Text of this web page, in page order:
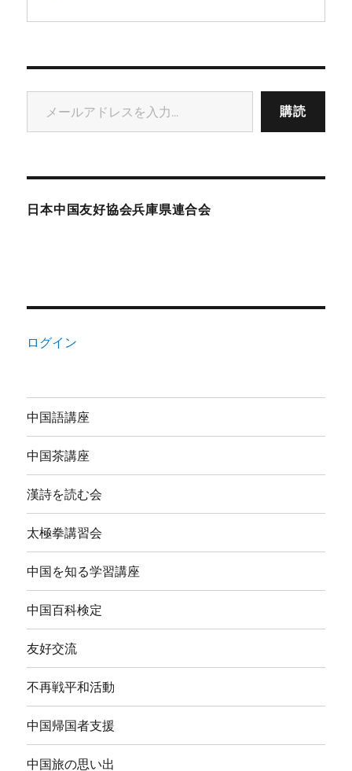
メールアドレスを入力...
購読
日本中国友好協会兵庫県連合会
ログイン
中国語講座
中国茶講座
漢詩を読む会
太極拳講習会
中国を知る学習講座
中国百科検定
友好交流
不再戦平和活動
中国帰国者支援
中国旅の思い出